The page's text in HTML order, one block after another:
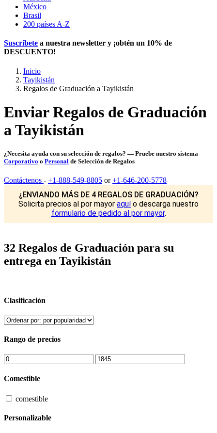
México
Brasil
200 países A-Z
Suscríbete a nuestra newsletter y ¡obtén un 10% de
DESCUENTO!
Inicio
Tayikistán
Regalos de Graduación a Tayikistán
Enviar Regalos de Graduación
a Tayikistán
¿Necesita ayuda con su selección de regalos? — Pruebe nuestro sistema
Corporativo o Personal de Selección de Regalos
Contáctenos - +1-888-549-8805 or+1-646-200-5778
¿ENVIANDO MÁS DE 4 REGALOS DE GRADUACIÓN?
Solicita precios al por mayor aquío descarga nuestro
formulario de pedido al por mayor.
32 Regalos de Graduación para su
entrega en Tayikistán
Clasificación
Rango de precios
Comestible
comestible
Personalizable